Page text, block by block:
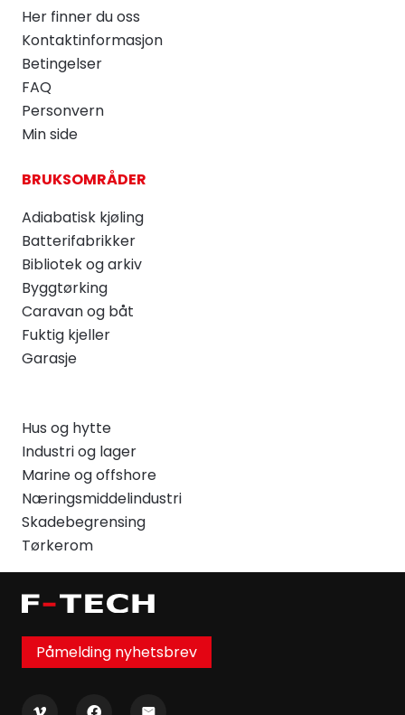
Her finner du oss
Kontaktinformasjon
Betingelser
FAQ
Personvern
Min side
BRUKSOMRÅDER
Adiabatisk kjøling
Batterifabrikker
Bibliotek og arkiv
Byggtørking
Caravan og båt
Fuktig kjeller
Garasje
Hus og hytte
Industri og lager
Marine og offshore
Næringsmiddelindustri
Skadebegrensing
Tørkerom
Påmelding nyhetsbrev